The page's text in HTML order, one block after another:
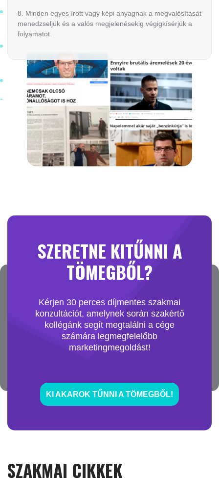
8. Minden egyes írott vagy képi anyagnak a megvalósítását
menedzseljük és a valós megjelenésekig végigkísérjük a
folyamatot.
SZERETNE KITŰNNI A
TÖMEGBŐL?
Kérjen 30 perces díjmentes szakmai
konzultációt, amelynek során szakértő
kollégánk segít megtalálni a cége
számára legmegfelelőbb
marketingmegoldást!
KI AKAROK TŰNNI A TÖMEGBŐL!
SZAKMAI CIKKEK